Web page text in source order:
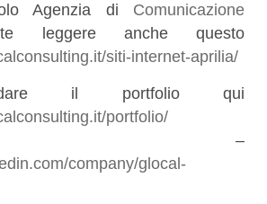
Agenzia di Comunicazione
leggere anche questo
siti-internet-aprilia/
il portfolio qui
portfolio/
–
company/glocal-